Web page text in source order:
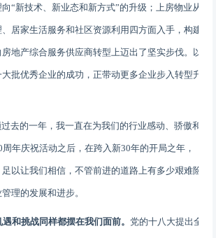
“新技术、新业态和新方式”的升级；上房物业从
居家生活服务和社区资源利用四方面入手，构建
地产综合服务供应商转型上迈出了坚实步伐。以
批优秀企业的成功，正带动更多企业步入转型升
去的一年，我一直在为我们的行业感动、骄傲和
周年庆祝活动之后，在跨入新30年的开局之年，
以让我们相信，不管前进的道路上有多少艰难险
理的发展和进步。
和挑战同样都摆在我们面前。 党的十八大提出全